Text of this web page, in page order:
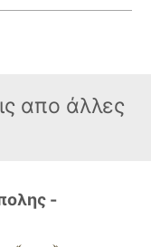
απο άλλες
-